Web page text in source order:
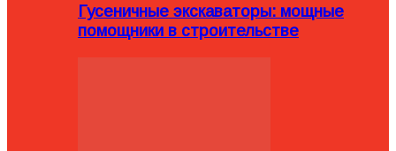
Гусеничные экскаваторы: мощные
помощники в строительстве